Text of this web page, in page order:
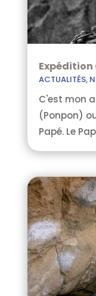
Expédition
ACTUALITÉS,
C'est mon
(Ponpon)
Papé. Le